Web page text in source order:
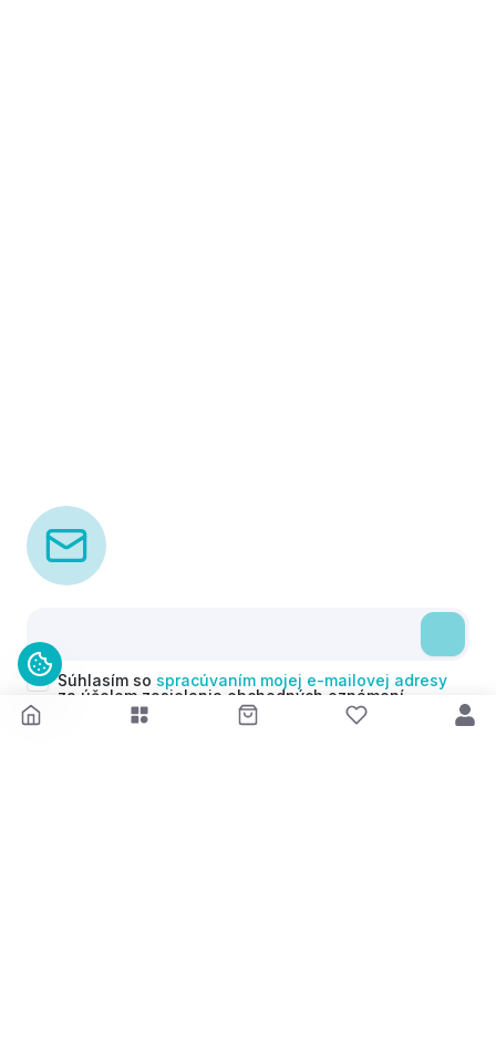
Súhlasím so spracúvaním mojej e-mailovej adresy
za účelom zasielania obchodných oznámení
(newsletterov) v súlade s čl. 6 ods. 1 písm. a)
Nariadenia GDPR. Svoj súhlas môžem kedykoľvek